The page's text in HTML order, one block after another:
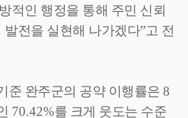
적인 행정을 통해 주민 신뢰
발전을 실현해 나가겠다”고 전
준 완주군의 공약 이행률은8
70.42%를 크게 웃도는 수준